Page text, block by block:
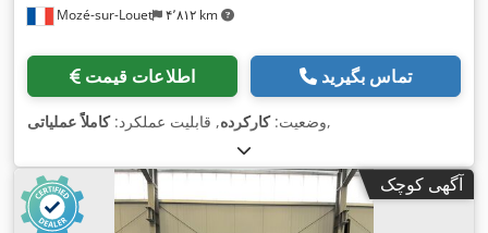
Mozé-sur-Louet ۴٬۸۱۲ km
اطلاعات قیمت تماس بگیرید
وضعیت:کارکرده, قابلیت عملکرد:کاملاً عملیاتی ,
آگهی کوچک